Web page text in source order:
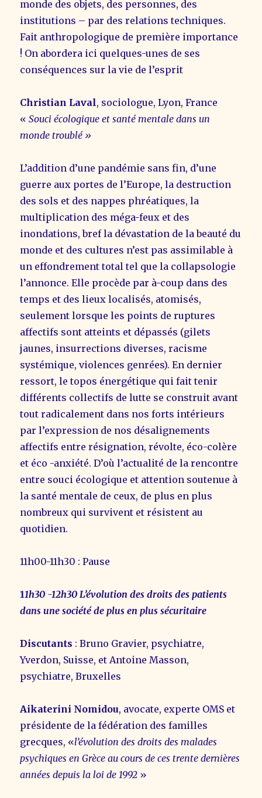
monde des objets, des personnes, des
institutions – par des relations techniques.
Fait anthropologique de première importance
! On abordera ici quelques-unes de ses
conséquences sur la vie de l’esprit
Christian Laval, sociologue, Lyon, France
«Souci écologique et santé mentale dans un
monde troublé »
L’addition d’une pandémie sans fin, d’une
guerre aux portes de l’Europe, la destruction
des sols et des nappes phréatiques, la
multiplication des méga-feux et des
inondations, bref la dévastation de la beauté du
monde et des cultures n’est pas assimilable à
un effondrement total tel que la collapsologie
l’annonce. Elle procède par à-coup dans des
temps et des lieux localisés, atomisés,
seulement lorsque les points de ruptures
affectifs sont atteints et dépassés (gilets
jaunes, insurrections diverses, racisme
systémique, violences genrées). En dernier
ressort, le topos énergétique qui fait tenir
différents collectifs de lutte se construit avant
tout radicalement dans nos forts intérieurs
par l’expression de nos désalignements
affectifs entre résignation, révolte, éco-colère
et éco -anxiété. D’où l’actualité de la rencontre
entre souci écologique et attention soutenue à
la santé mentale de ceux, de plus en plus
nombreux qui survivent et résistent au
quotidien.
11h00-11h30 : Pause
11h30 -12h30 L’évolution des droits des patients
dans une société de plus en plus sécuritaire
Discutants : Bruno Gravier, psychiatre,
Yverdon, Suisse, et Antoine Masson,
psychiatre, Bruxelles
Aikaterini Nomidou, avocate, experte OMS et
présidente de la fédération des familles
grecques, «l’évolution des droits des malades
psychiques en Grèce au cours de ces trente dernières
années depuis la loi de 1992 »